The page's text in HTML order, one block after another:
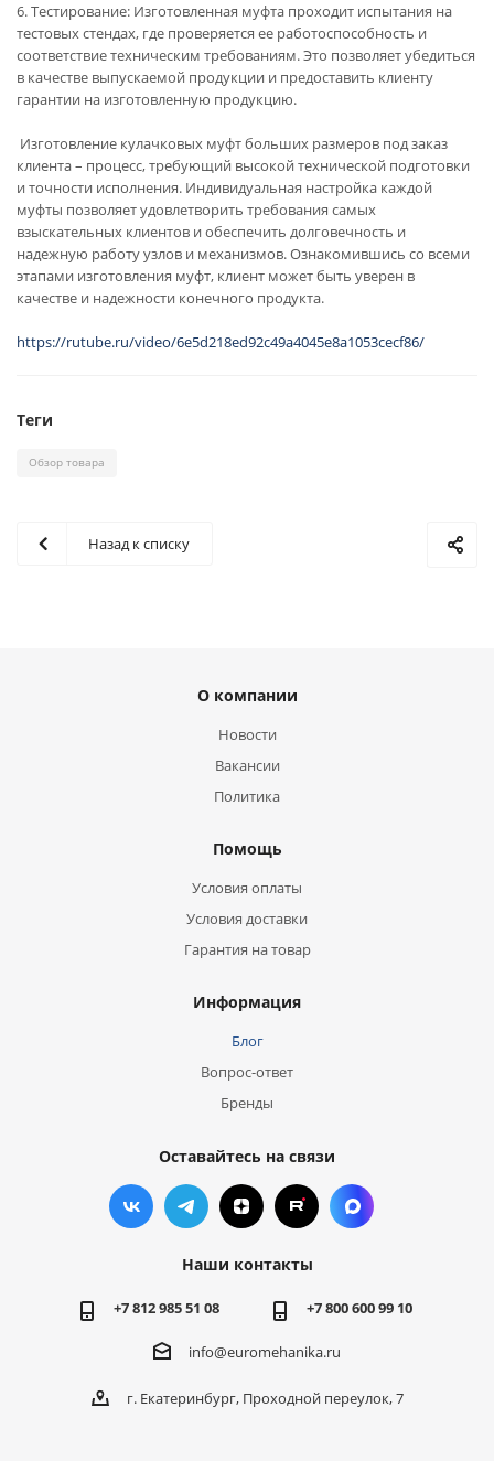
6. Тестирование: Изготовленная муфта проходит испытания на
тестовых стендах, где проверяется ее работоспособность и
соответствие техническим требованиям. Это позволяет убедиться
в качестве выпускаемой продукции и предоставить клиенту
гарантии на изготовленную продукцию.
Изготовление кулачковых муфт больших размеров под заказ
клиента – процесс, требующий высокой технической подготовки
и точности исполнения. Индивидуальная настройка каждой
муфты позволяет удовлетворить требования самых
взыскательных клиентов и обеспечить долговечность и
надежную работу узлов и механизмов. Ознакомившись со всеми
этапами изготовления муфт, клиент может быть уверен в
качестве и надежности конечного продукта.
https://rutube.ru/video/6e5d218ed92c49a4045e8a1053cecf86/
Теги
Обзор товара
Назад к списку
О компании
Новости
Вакансии
Политика
Помощь
Условия оплаты
Условия доставки
Гарантия на товар
Информация
Блог
Вопрос-ответ
Бренды
Оставайтесь на связи
Наши контакты
+7 812 985 51 08 +7 800 600 99 10
info@euromehanika.ru
г. Екатеринбург, Проходной переулок, 7